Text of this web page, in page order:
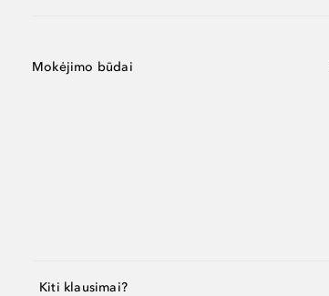
Mokėjimo būdai
Kiti klausimai?